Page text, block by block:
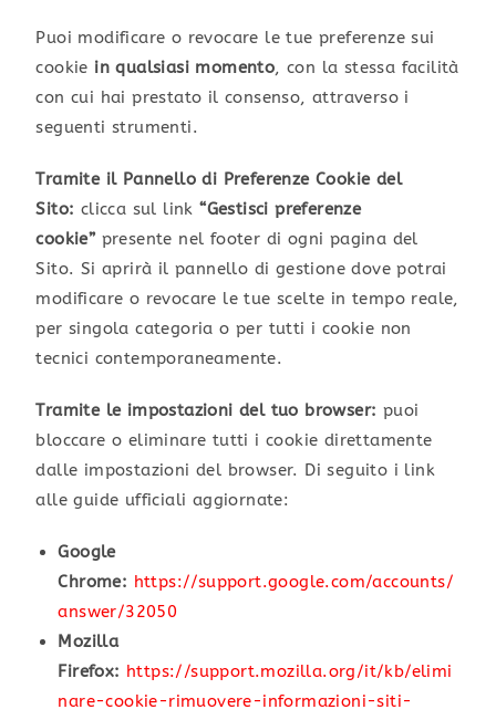
Puoi modificare o revocare le tue preferenze sui
cookie in qualsiasi momento, con la stessa facilità
con cui hai prestato il consenso, attraverso i
seguenti strumenti.
Tramite il Pannello di Preferenze Cookie del
Sito: clicca sul link“Gestisci preferenze
cookie” presente nel footer di ogni pagina del
Sito. Si aprirà il pannello di gestione dove potrai
modificare o revocare le tue scelte in tempo reale,
per singola categoria o per tutti i cookie non
tecnici contemporaneamente.
Tramite le impostazioni del tuo browser: puoi
bloccare o eliminare tutti i cookie direttamente
dalle impostazioni del browser. Di seguito i link
alle guide ufficiali aggiornate:
Google
Chrome: https://support.google.com/accounts/
answer/32050
Mozilla
Firefox: https://support.mozilla.org/it/kb/elimi
nare-cookie-rimuovere-informazioni-siti-